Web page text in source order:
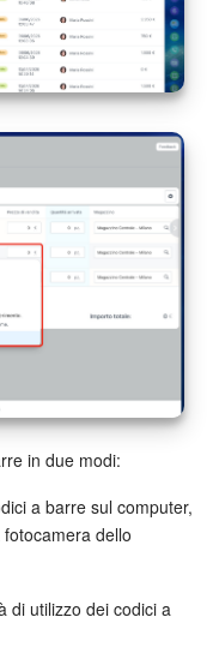
in due modi:
a barre sul computer,
dello
di utilizzo dei codici a